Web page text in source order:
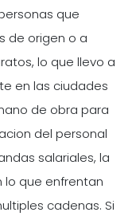
que
de origen o a
lo que llevo a
en las ciudades
de obra para
del personal
salariales, la
lo que enfrentan
cadenas. Si